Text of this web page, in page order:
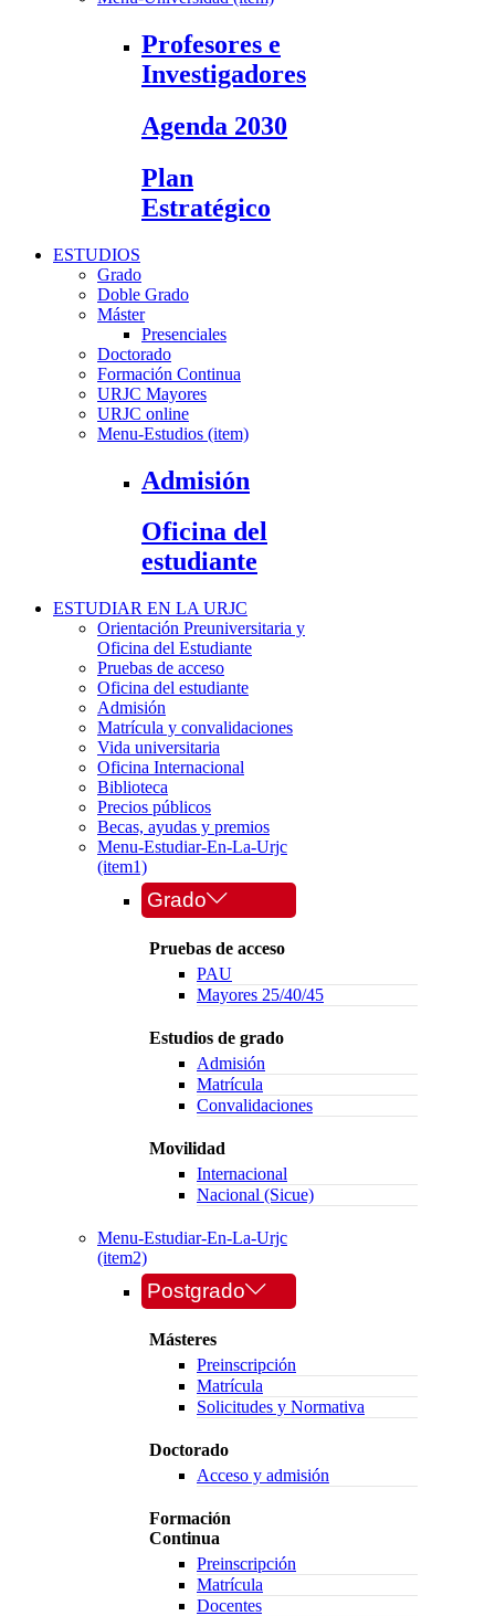
Profesores e
Investigadores
Agenda 2030
Plan
Estratégico
ESTUDIOS
Grado
Doble Grado
Máster
Presenciales
Doctorado
Formación Continua
URJC Mayores
URJC online
Menu-Estudios (item)
Admisión
Oficina del
estudiante
ESTUDIAR EN LA URJC
Orientación Preuniversitaria y
Oficina del Estudiante
Pruebas de acceso
Oficina del estudiante
Admisión
Matrícula y convalidaciones
Vida universitaria
Oficina Internacional
Biblioteca
Precios públicos
Becas, ayudas y premios
Menu-Estudiar-En-La-Urjc
(item1)
Grado
Pruebas de acceso
PAU
Mayores 25/40/45
Estudios de grado
Admisión
Matrícula
Convalidaciones
Movilidad
Internacional
Nacional (Sicue)
Menu-Estudiar-En-La-Urjc
(item2)
Postgrado
Másteres
Preinscripción
Matrícula
Solicitudes y Normativa
Doctorado
Acceso y admisión
Formación
Continua
Preinscripción
Matrícula
Docentes